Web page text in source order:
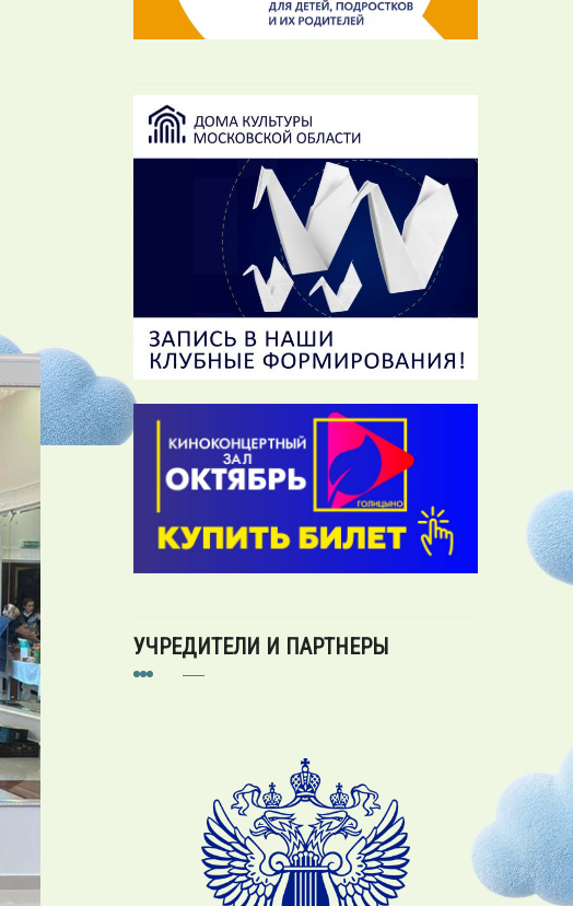
УЧРЕДИТЕЛИ И ПАРТНЕРЫ